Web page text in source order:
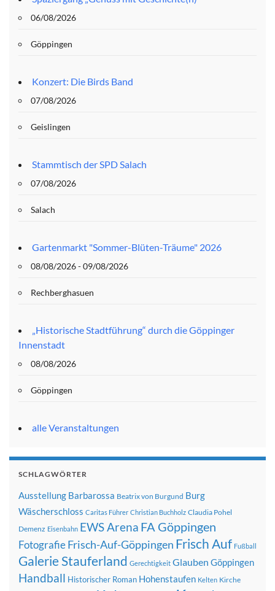
06/08/2026
Göppingen
Konzert: Die Birds Band
07/08/2026
Geislingen
Stammtisch der SPD Salach
07/08/2026
Salach
Gartenmarkt "Sommer-Blüten-Träume" 2026
08/08/2026 - 09/08/2026
Rechberghasuen
„Historische Stadtführung“ durch die Göppinger
Innenstadt
08/08/2026
Göppingen
alle Veranstaltungen
SCHLAGWÖRTER
Ausstellung Barbarossa Beatrix von Burgund Burg
Wäscherschloss Caritas Führer Christian Buchholz Claudia Pohel
Demenz Eisenbahn EWS Arena FA Göppingen
FotografieFrisch-Auf-Göppingen Frisch Auf Fußball
Galerie Stauferland Gerechtigkeit Glauben Göppingen
Handball Historischer Roman Hohenstaufen Kelten Kirche